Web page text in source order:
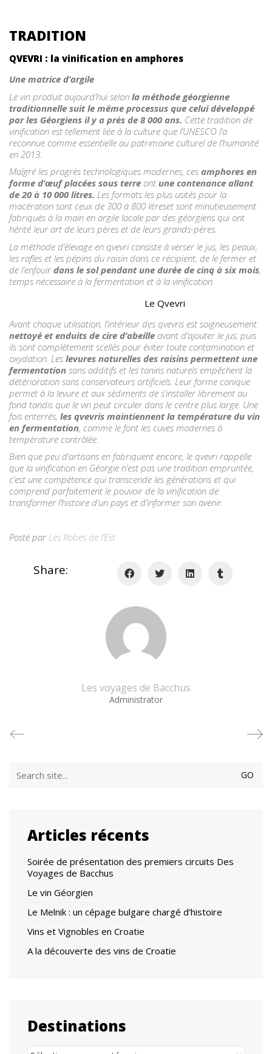
TRADITION
QVEVRI : la vinification en amphores
Une matrice d’argile
Le vin produit aujourd’hui selon la méthode géorgienne
traditionnelle suit le même processus que celui développé
par les Géorgiens il y a près de 8 000 ans. Cette tradition de
vinification est tellement liée à la culture que l’UNESCO l’a
reconnue comme essentielle au patrimoine culturel de l’humanité
en 2013.
Malgré les progrès technologiques modernes, ces amphores en
forme d’œuf placées sous terre ont une contenance allant
de 20 à 10 000 litres. Les formats les plus usités pour la
macération sont ceux de 300 à 800 litreset sont minutieusement
fabriqués à la main en argile locale par des géorgiens qui ont
hérité leur art de leurs pères et de leurs grands-pères.
La méthode d’élevage en qvevri consiste à verser le jus, les peaux,
les rafles et les pépins du raisin dans ce récipient, de le fermer et
de l’enfouir dans le sol pendant une durée de cinq à six mois,
temps nécessaire à la fermentation et à la vinification.
Le Qvevri
Avant chaque utilisation, l’intérieur des qvevris est soigneusement
nettoyé et enduits de cire d’abeille avant d’ajouter le jus, puis
ils sont complètement scellés pour éviter toute contamination et
oxydation. Les levures naturelles des raisins permettent une
fermentation sans additifs et les tanins naturels empêchent la
détérioration sans conservateurs artificiels. Leur forme conique
permet à la levure et aux sédiments de s’installer librement au
fond tandis que le vin peut circuler dans le centre plus large. Une
fois enterrés, les qvevris maintiennent la température du vin
en fermentation, comme le font les cuves modernes à
température contrôlée.
Bien que peu d’artisans en fabriquent encore, le qvevri rappelle
que la vinification en Géorgie n’est pas une tradition empruntée,
c’est une compétence qui transcende les générations et qui
comprend parfaitement le pouvoir de la vinification de
transformer l’histoire d’un pays et d’informer son avenir.
Posté par Les Robes de l’Est
Share:
Les voyages de Bacchus
Administrator
for:
Articles récents
Soirée de présentation des premiers circuits Des
Voyages de Bacchus
Le vin Géorgien
Le Melnik : un cépage bulgare chargé d’histoire
Vins et Vignobles en Croatie
A la découverte des vins de Croatie
Destinations